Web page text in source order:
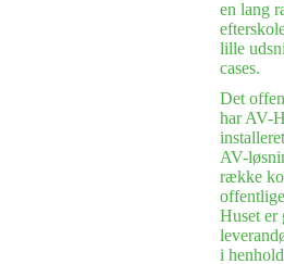
en lang
lille
cases.
Det
har AV-
AV-
række
Huset er
i